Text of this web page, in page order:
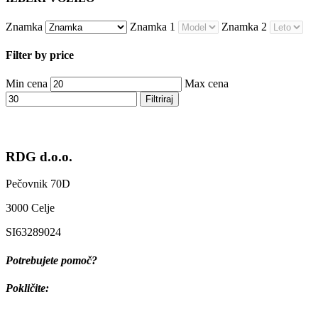
Znamka Znamka 1 Znamka 2
Filter by price
Min cena Max cena
Filtriraj
RDG d.o.o.
Pečovnik 70D
3000 Celje
SI63289024
Potrebujete pomoč?
Pokličite: